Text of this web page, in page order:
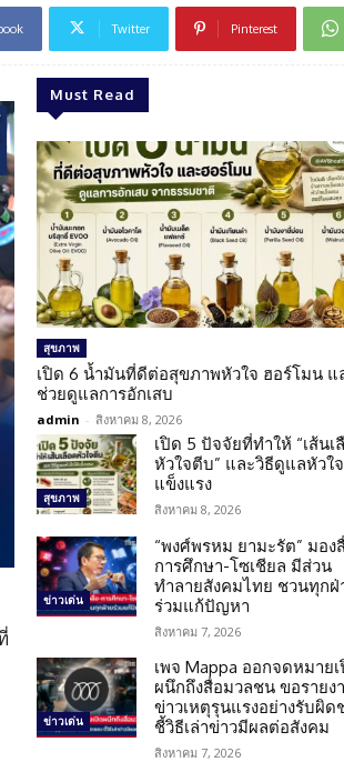
Twitter Pinterest
Must Read
สุขภาพ
เปิด 6 น้ำมันที่ดีต่อสุขภาพหัวใจ ฮอร์โมน แ
ช่วยดูแลการอักเสบ
admin - สิงหาคม 8, 2026
สุขภาพ
เปิด 5 ปัจจัยที่ทำให้ “เส้นเ
หัวใจตีบ” และวิธีดูแลหัวใ
แข็งแรง
สิงหาคม 8, 2026
ข่าวเด่น
“พงศ์พรหม ยามะรัต” มอง
การศึกษา-โซเชียล มีส่วน
ทำลายสังคมไทย ชวนทุกฝ่
ร่วมแก้ปัญหา
สิงหาคม 7, 2026
ข่าวเด่น
เพจ Mappa ออกจดหมาย
ผนึกถึงสื่อมวลชน ขอรายง
ข่าวเหตุรุนแรงอย่างรับผิด
ชี้วิธีเล่าข่าวมีผลต่อสังคม
สิงหาคม 7, 2026